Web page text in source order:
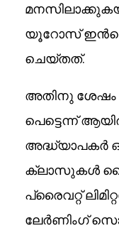
യൂറോസ്
ചെയ്തത്.
അതിനു ശേഷം
പെട്ടെന്ന്
ക്ലാസുകൾ
പ്രൈവറ്റ്
ലേർണിംഗ്